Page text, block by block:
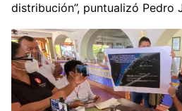
distribución”, puntualizó Pedro